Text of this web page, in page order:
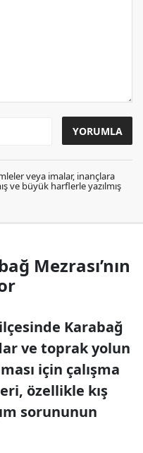
veya imalar, inançlara
ve büyük harflerle yazılmış
Mezrası’nın
Karabağ
ve toprak yolun
için çalışma
özellikle kış
sorununun